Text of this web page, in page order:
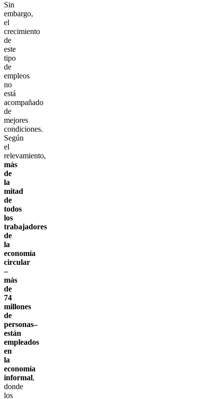
Sin
embargo,
el
crecimiento
de
este
tipo
de
empleos
no
está
acompañado
de
mejores
condiciones.
Según
el
relevamiento,
más
de
la
mitad
de
todos
los
trabajadores
de
la
economía
circular
–
más
de
74
millones
de
personas–
están
empleados
en
la
economía
informal,
donde
los